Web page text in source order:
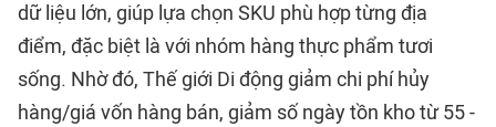
dữ liệu lớn, giúp lựa chọn SKU phù hợp từng địa
điểm, đặc biệt là với nhóm hàng thực phẩm tươi
sống. Nhờ đó, Thế giới Di động giảm chi phí hủy
hàng/giá vốn hàng bán, giảm số ngày tồn kho từ 55 -